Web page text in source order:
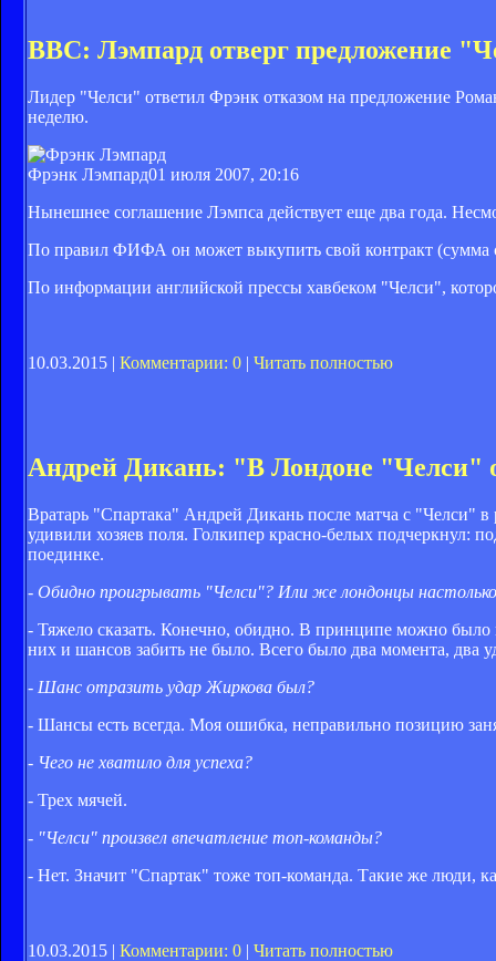
BBC: Лэмпард отверг предложение
Лидер "Челси" ответил Фрэнк отказом на предложение
неделю.
Фрэнк Лэмпард01 июля 2007, 20:16
Нынешнее соглашение Лэмпса действует еще два года.
По правил ФИФА он может выкупить свой контракт (сумма
По информации английской прессы хавбеком "Челси",
10.03.2015 | Комментарии: 0 | Читать полностью
Андрей Дикань: "В Лондоне "Челси"
Вратарь "Спартака" Андрей Дикань после матча с "Челси"
удивили хозяев поля. Голкипер красно-белых подчеркнул:
поединке.
- Обидно проигрывать "Челси"? Или же лондонцы
- Тяжело сказать. Конечно, обидно. В принципе можно
них и шансов забить не было. Всего было два момента, два
- Шанс отразить удар Жиркова был?
- Шансы есть всегда. Моя ошибка, неправильно позицию
- Чего не хватило для успеха?
- Трех мячей.
- "Челси" произвел впечатление топ-команды?
- Нет. Значит "Спартак" тоже топ-команда. Такие же
10.03.2015 | Комментарии: 0 | Читать полностью